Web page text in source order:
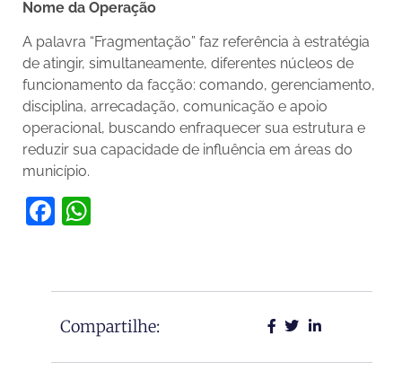
Nome da Operação
A palavra “Fragmentação” faz referência à estratégia
de atingir, simultaneamente, diferentes núcleos de
funcionamento da facção: comando, gerenciamento,
disciplina, arrecadação, comunicação e apoio
operacional, buscando enfraquecer sua estrutura e
reduzir sua capacidade de influência em áreas do
município.
Facebook
Compartilhe: